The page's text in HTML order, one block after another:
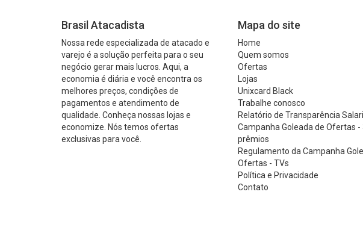
Brasil Atacadista
Nossa rede especializada de atacado e
varejo é a solução perfeita para o seu
negócio gerar mais lucros. Aqui, a
economia é diária e você encontra os
melhores preços, condições de
pagamentos e atendimento de
qualidade. Conheça nossas lojas e
economize. Nós temos ofertas
exclusivas para você.
Mapa do site
Home
Quem somos
Ofertas
Lojas
Unixcard Black
Trabalhe conosco
Relatório de Transparência
Campanha Goleada de Ofertas -
prêmios
Regulamento da Campanha
Ofertas - TVs
Política e Privacidade
Contato